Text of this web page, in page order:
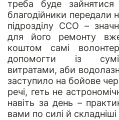
треба буде
благодійники передали
підрозділу ССО –
для його ремонту
коштом самі
допомогти із
витратами, аби
заступило на бойове
речі, геть не
навіть за день –
вами по силі й складніші